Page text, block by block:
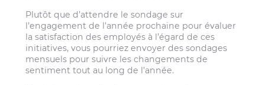
Plutôt que d’attendre le sondage sur
l’engagement de l’année prochaine pour évaluer
la satisfaction des employés à l’égard de ces
initiatives, vous pourriez envoyer des sondages
mensuels pour suivre les changements de
sentiment tout au long de l’année.